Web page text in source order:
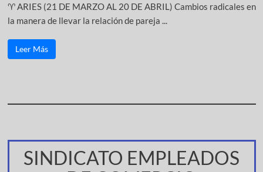
♈ ARIES (21 DE MARZO AL 20 DE ABRIL) Cambios radicales en
la manera de llevar la relación de pareja ...
Leer Más
SINDICATO EMPLEADOS